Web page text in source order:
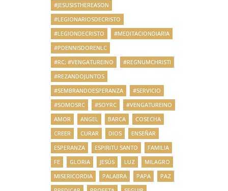
#JESUSISTHEREASON
#LEGIONARIOSDECRISTO
#LEGIONDECRISTO
#MEDITACIONDIARIA
#PDENNISDORENLC
#RC; #VENGATUREINO
#REGNUMCHRISTI
#REZANDOJUNTOS
#SEMBRANDOESPERANZA
#SERVICIO
#SOMOSRC
#SOYRC
#VENGATUREINO
AMOR
ANGEL BARCA
COSECHA
CREER
CURAR DIOS
ENSEÑAR
ESPERANZA
ESPIRITU SANTO
FAMILIA
FE
GLORIA JESÚS LUZ
MILAGRO
MISERICORDIA
PALABRA PAPA
PAZ